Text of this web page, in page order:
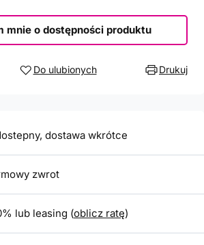
mnie o dostępności produktu
Do ulubionych Drukuj
dostawa wkrótce
zwrot
lub leasing (oblicz ratę)